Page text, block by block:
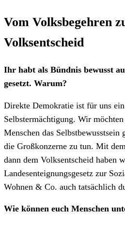
Vom Volksbegehren
Volksentscheid
Ihr habt als Bündnis bewusst
gesetzt. Warum?
Direkte Demokratie ist für uns
Selbstermächtigung. Wir
Menschen das Selbstbewusstsein
die Großkonzerne zu tun. Mit
dann dem Volksentscheid haben
Landesenteignungsgesetz zur
Wohnen & Co. auch tatsächlich
Wie können euch Menschen